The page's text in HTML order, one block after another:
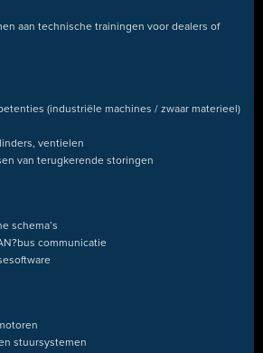
aan technische trainingen voor dealers of
(industriële machines / zwaar materieel)
ventielen
van terugkerende storingen
schema’s
?bus communicatie
stuursystemen